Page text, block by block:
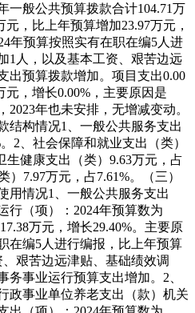
一般公共预算拨款合计104.71万
元，比上年预算增加23.97万元，
年预算按照实有在职在编5人进
1人，以及基本工资、艰苦边远
出预算拨款增加。 项目支出0.00
，增长0.00%，主要原因是
2023年也未安排，无增减变动。
结构情况1、一般公共服务支出
2、社会保障和就业支出（类）
生健康支出（类）9.63万元，占
7.97万元，占7.61%。
（三）
用情况1、一般公共服务支出
行（项）：2024年预算数为
万元，增长29.40%。主要原
在编5人进行编报，比上年预算
艰苦边远津贴、基础绩效调
务事业运行预算支出增加。 2、
政事业单位养老支出（款）机关